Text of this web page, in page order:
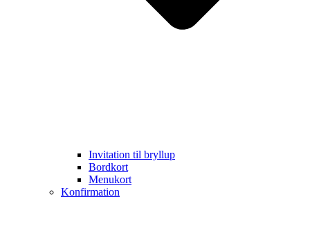
Invitation til bryllup
Bordkort
Menukort
Konfirmation